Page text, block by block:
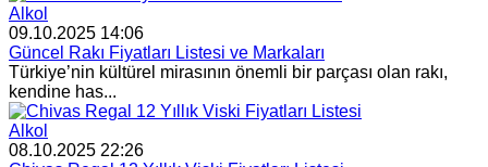
Alkol
09.10.2025 14:06
Güncel Rakı Fiyatları Listesi ve Markaları
Türkiye’nin kültürel mirasının önemli bir parçası olan rakı,
kendine has...
Alkol
08.10.2025 22:26